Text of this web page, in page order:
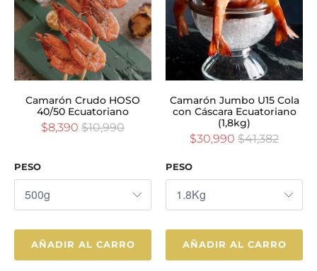
Camarón Crudo HOSO
40/50 Ecuatoriano
$8,390 $10,990
PESO
AÑADIR AL CARRO
Camarón Jumbo U15 Cola
con Cáscara Ecuatoriano
(1,8kg)
$30,990 $41,382
PESO
AÑADIR AL CARRO